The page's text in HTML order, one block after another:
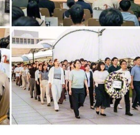
ート
講義
＜関連
創価学会
墓地公園・
聖教電子